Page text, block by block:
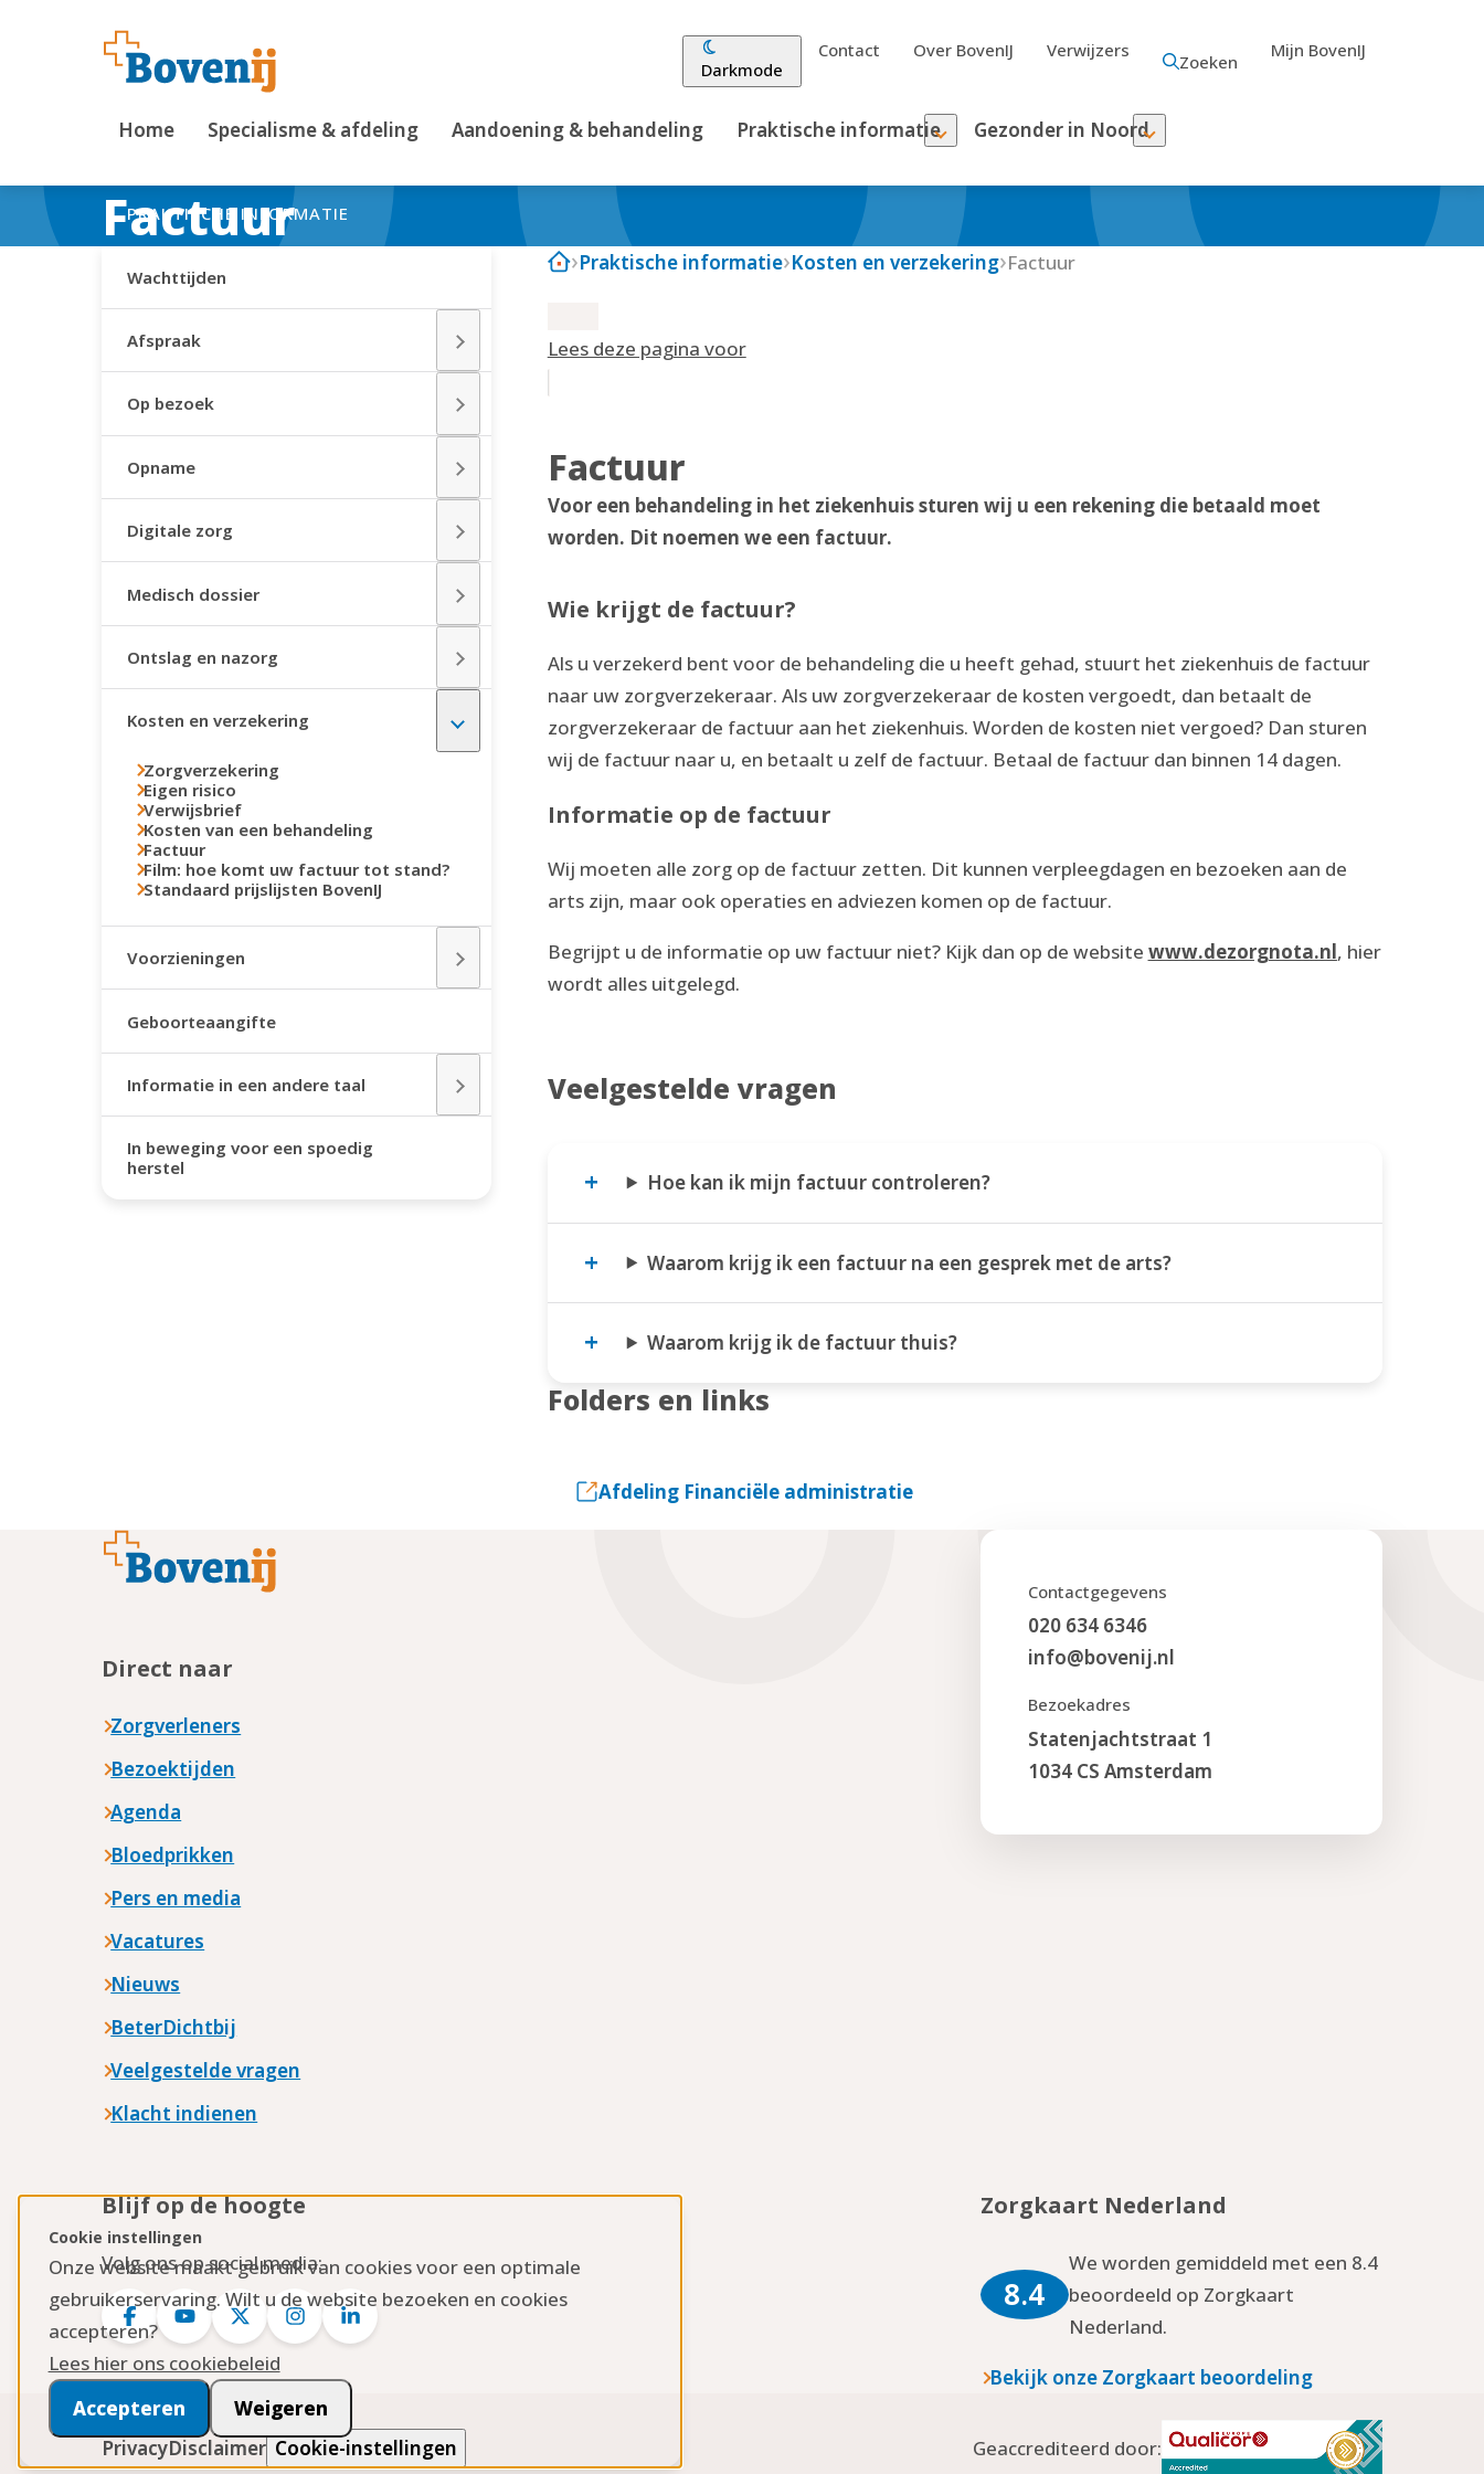
Cookie instellingen
Onze website maakt gebruik van cookies voor een optimale
gebruikerservaring. Wilt u de website bezoeken en cookies
accepteren?
Lees hier ons cookiebeleid
Accepteren
Weigeren
Darkmode
Contact Over BovenIJ Verwijzers
Zoeken
Mijn BovenIJ
Home Specialisme & afdeling Aandoening & behandeling Praktische informatie Gezonder in Noord
Factuur
PRAKTISCHE INFORMATIE
Wachttijden
Afspraak
Op bezoek
Opname
Digitale zorg
Medisch dossier
Ontslag en nazorg
Kosten en verzekering
Zorgverzekering
Eigen risico
Verwijsbrief
Kosten van een behandeling
Factuur
Film: hoe komt uw factuur tot stand?
Standaard prijslijsten BovenIJ
Voorzieningen
Geboorteaangifte
Informatie in een andere taal
In beweging voor een spoedig
herstel
Praktische informatie Kosten en verzekering Factuur
Lees deze pagina voor
Factuur
Voor een behandeling in het ziekenhuis sturen wij u een rekening die betaald moet
worden. Dit noemen we een factuur.
Wie krijgt de factuur?
Als u verzekerd bent voor de behandeling die u heeft gehad, stuurt het ziekenhuis de factuur
naar uw zorgverzekeraar. Als uw zorgverzekeraar de kosten vergoedt, dan betaalt de
zorgverzekeraar de factuur aan het ziekenhuis. Worden de kosten niet vergoed? Dan sturen
wij de factuur naar u, en betaalt u zelf de factuur. Betaal de factuur dan binnen 14 dagen.
Informatie op de factuur
Wij moeten alle zorg op de factuur zetten. Dit kunnen verpleegdagen en bezoeken aan de
arts zijn, maar ook operaties en adviezen komen op de factuur.
Begrijpt u de informatie op uw factuur niet? Kijk dan op de website www.dezorgnota.nl, hier
wordt alles uitgelegd.
Veelgestelde vragen
Hoe kan ik mijn factuur controleren?
Waarom krijg ik een factuur na een gesprek met de arts?
Waarom krijg ik de factuur thuis?
Folders en links
Afdeling Financiële administratie
Contactgegevens
020 634 6346
info@bovenij.nl
Bezoekadres
Statenjachtstraat 1
1034 CS Amsterdam
Direct naar
Zorgverleners
Bezoektijden
Agenda
Bloedprikken
Pers en media
Vacatures
Nieuws
BeterDichtbij
Veelgestelde vragen
Klacht indienen
Blijf op de hoogte
Volg ons op social media:
Logo
Facebook
Logo
YouTube
Logo
Twitter
Logo
Logo
Zorgkaart Nederland
8.4
We worden gemiddeld met een 8.4
beoordeeld op Zorgkaart
Nederland.
Bekijk onze Zorgkaart beoordeling
PrivacyDisclaimer Cookie-instellingen Geaccrediteerd door: